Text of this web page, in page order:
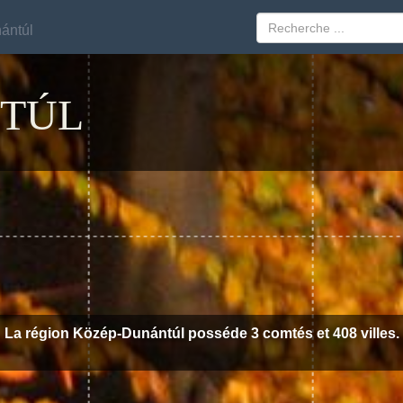
La région Közép-Dunántúl posséde 3 comtés et 408 villes.